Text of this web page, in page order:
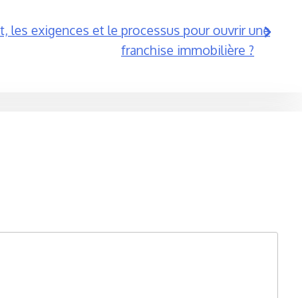
les exigences et le processus pour ouvrir une
franchise immobilière ?